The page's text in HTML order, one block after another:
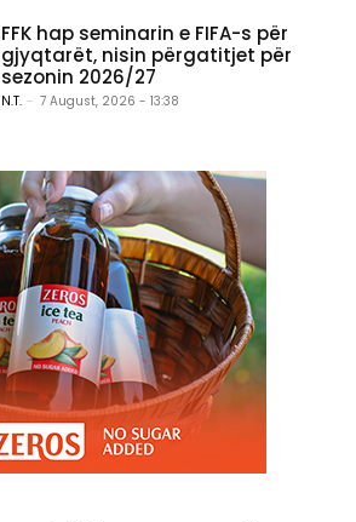
FFK hap seminarin e FIFA-s për
gjyqtarët, nisin përgatitjet për
sezonin 2026/27
N.T. - 7 August, 2026 - 13:38